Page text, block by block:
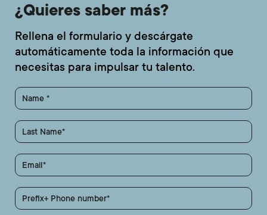
¿Quieres saber más?
Rellena el formulario y descárgate
automáticamente toda la información que
necesitas para impulsar tu talento.
Name
Last Name
Email
Prefix+ Phone number